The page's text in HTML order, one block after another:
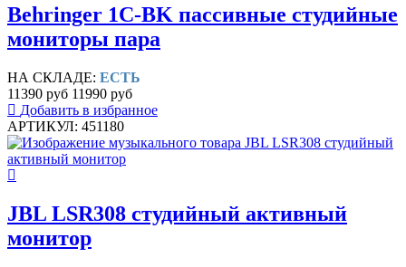
Behringer 1C-BK пассивные студийные
мониторы пара
НА СКЛАДЕ: ЕСТЬ
11390 руб 11990 руб
Добавить в избранное
АРТИКУЛ: 451180
JBL LSR308 студийный активный
монитор